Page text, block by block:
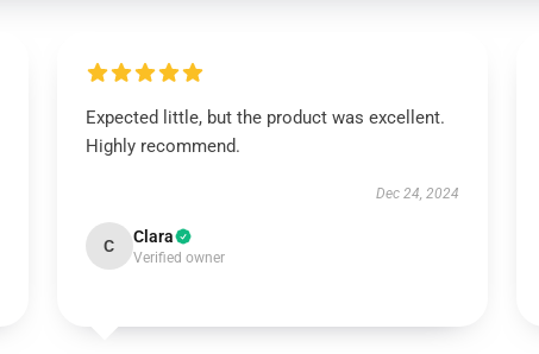
Expected little, but the product was excellent.
Highly recommend.
Dec 24, 2024
C Clara
Verified owner